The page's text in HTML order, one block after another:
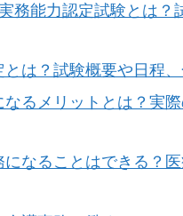
務能力認定試験とは
は？試験概要や日程
るメリットとは？実
なることはできる？